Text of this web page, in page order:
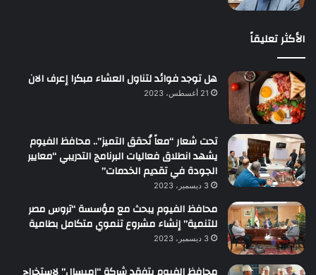
الأكثر تعليقاً
هل توجد فوائد لتناول العشاء مبكرا إعرف الان
21 أغسطس، 2023
تحت شعار “معاً نُحقق التميز”.. محافظ الفيوم
يشهد انطلاق فعاليات البرنامج التدريبي “معايير
الجودة في تقديم الخدمات”
3 ديسمبر، 2023
محافظ الفيوم يبحث مع مؤسسة “تروس مصر
للتنمية” إنشاء مشروع تنموي متكامل بطامية
3 ديسمبر، 2023